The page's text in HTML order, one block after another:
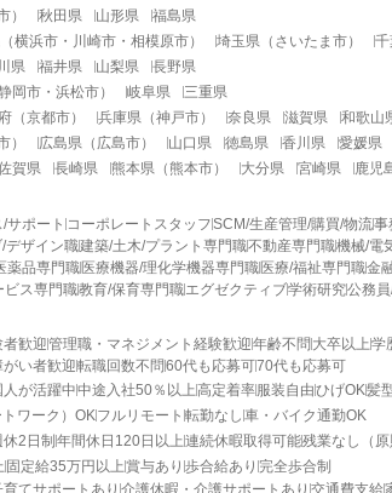
） 秋田県 山形県 福島県
（横浜市 ・ 川崎市 ・ 相模原市） 埼玉県 （ さいたま市） 千
県 福井県 山梨県 長野県
岡市 ・ 浜松市） 岐阜県 三重県
（京都市） 兵庫県 （神戸市） 奈良県 滋賀県 和歌山
） 広島県 （ 広島市） 山口県 徳島県 香川県 愛媛県
賀県 長崎県 熊本県 （熊本市） 大分県 宮崎県 鹿児
サポート コーポレートスタッフSCM/生産管理/購買/物流事
デザイン職建築/土木/プラント専門職不動産専門職機械/電
薬品専門職 医療機器/理化学機器専門職 医療/福祉専門職金
ビス専門職教育/保育専門職エグゼクティブ学術研究公務
者歓迎管理職・マネジメント経験歓迎年齢不問 大卒以上学
がい者歓迎転職回数不問60代も応募可70代も応募可
人が活躍中中途入社50％以上高定着率服装自由ひげOK髪
ワーク）OK フルリモート 転勤なし 車・バイク通勤OK
休2日制年間休日120日以上連続休暇取得可能残業なし（原
固定給35万円以上賞与あり 歩合給あり 完全歩合制
育てサポートあり 介護休暇・介護サポートあり 交通費支給